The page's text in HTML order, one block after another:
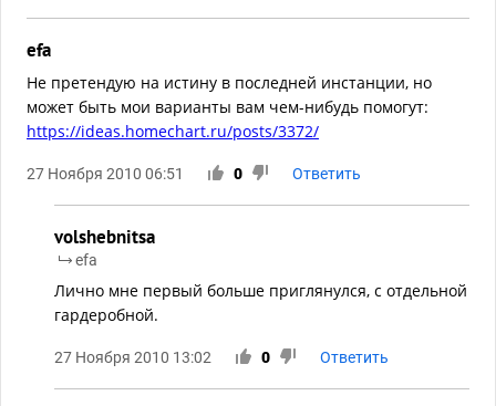
efa
Не претендую на истину в последней инстанции, но
может быть мои варианты вам чем-нибудь помогут:
https://ideas.homechart.ru/posts/3372/
27 Ноября 2010 06:51 0 Ответить
volshebnitsa
efa
Лично мне первый больше приглянулся, с отдельной
гардеробной.
27 Ноября 2010 13:02 0 Ответить